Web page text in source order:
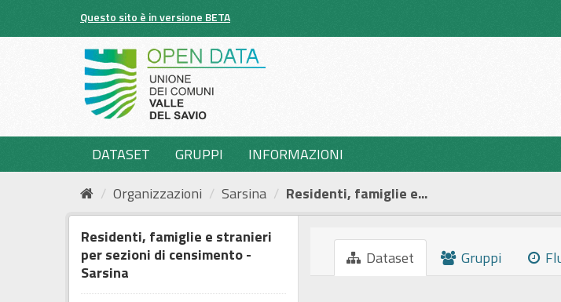
Questo sito è in versione BETA
DATASET GRUPPI
INFORMAZIONI
Organizzazioni
Sarsina Residenti, famiglie e...
Residenti, famiglie e stranieri
per sezioni di censimento -
Sarsina
Dataset Gruppi